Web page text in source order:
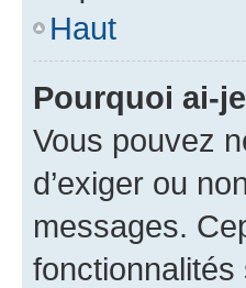
Haut
Pourquoi ai-
Vous pouvez
d’exiger ou
messages.